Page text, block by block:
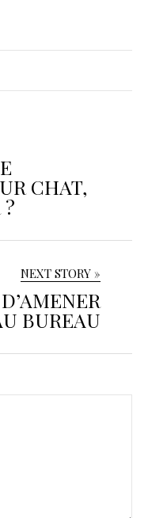
CHAT,
NEXT STORY »
BUREAU